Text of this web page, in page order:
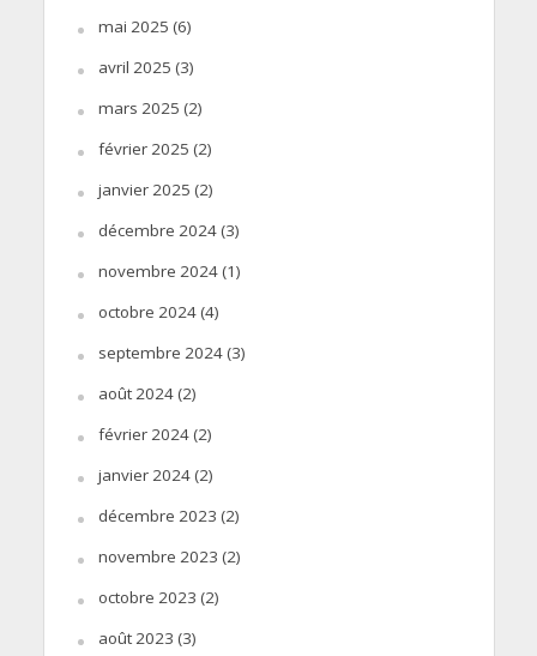
mai 2025 (6)
avril 2025 (3)
mars 2025 (2)
février 2025 (2)
janvier 2025 (2)
décembre 2024(3)
novembre 2024(1)
octobre 2024(4)
septembre 2024(3)
août 2024(2)
février 2024(2)
janvier 2024(2)
décembre 2023 (2)
novembre 2023 (2)
octobre 2023 (2)
août 2023 (3)